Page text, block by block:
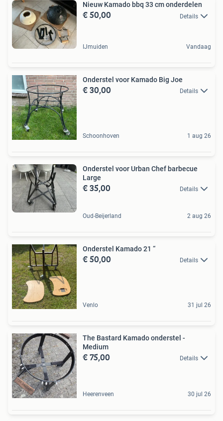
Nieuw Kamado bbq 33 cm onderdelen
€ 50,00 Details
IJmuiden Vandaag
Onderstel voor Kamado Big Joe
€ 30,00 Details
Schoonhoven 1 aug 26
Onderstel voor Urban Chef barbecue
Large
€ 35,00 Details
Oud-Beijerland 2 aug 26
Onderstel Kamado 21 “
€ 50,00 Details
Venlo 31 jul 26
The Bastard Kamado onderstel -
Medium
€ 75,00 Details
Heerenveen 30 jul 26